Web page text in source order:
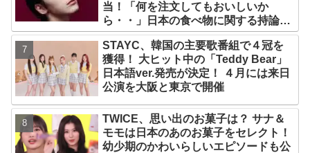
当！「何を注文してもおいしいか
ら・・」日本の食べ物に関する持論を
明かす
STAYC、韓国の主要歌番組で４冠を
獲得！ 大ヒット中の「Teddy Bear」
日本語ver.発売が決定！ ４月には来日
公演を大阪と東京で開催
TWICE、思い出のお菓子は？ サナ＆
モモは日本のあのお菓子をセレクト！
幼少期のかわいらしいエピソードも公